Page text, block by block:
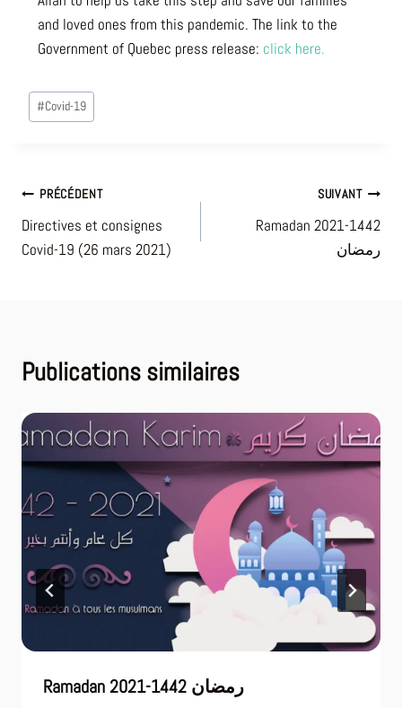
and loved ones from this pandemic. The link to the
Government of Quebec press release: click here.
#Covid-19
PRÉCÉDENT
Directives et consignes
Covid-19 (26 mars 2021)
SUIVANT
Ramadan 2021-1442
رمضان
Publications similaires
Ramadan 2021-1442 رمضان